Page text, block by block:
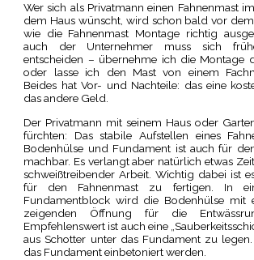
Wer sich als Privatmann einen Fahnenmast
dem Haus wünscht, wird schon bald vor
wie die Fahnenmast Montage richtig
auch der Unternehmer muss sich
entscheiden – übernehme ich die Montage
oder lasse ich den Mast von einem
Beides hat Vor- und Nachteile: das eine
das andere Geld.
Der Privatmann mit seinem Haus oder
fürchten: Das stabile Aufstellen eines
Bodenhülse und Fundament ist auch für
machbar. Es verlangt aber natürlich etwas
schweißtreibender Arbeit. Wichtig dabei ist
für den Fahnenmast zu fertigen. In
Fundamentblock wird die Bodenhülse mit
zeigenden Öffnung für die
Empfehlenswert ist auch eine
aus Schotter unter das Fundament zu
das Fundament einbetoniert werden.